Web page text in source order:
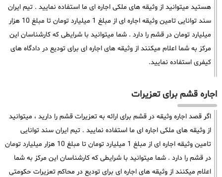
هستید میتوانید از وثیقه های ملکی اجاره ای ما استفاده نمایید . تیم ایران
سند توانایی تامین وثیقه اجاره ای از مبلغ 1 میلیارد تومان تا مبلغ 10 هزار
میلیارد تومان در قشم را دارد . شما میتوانید با شرایطی که کارشناسان این
مرکز به شما اعلام میکنند از وثیقه های اجاره ای برای تودیع در دادگاه های
کیفری استفاده نمایید.
اجاره قشم برای تعزیرات
اگر قصد اجاره وثیقه در قشم برای ارائه به تعزیرات قشم را دارید ، میتوانید
از وثیقه های ملکی اجاره ای ما استفاده نمایید . تیم ایران سند توانایی
تامین وثیقه اجاره ای از مبلغ 1 میلیارد تومان تا مبلغ 10 هزار میلیارد تومان
در قشم را دارد . شما میتوانید با شرایطی که کارشناسان این مرکز به شما
اعلام میکنند از وثیقه های اجاره ای برای تودیع در محاکم تعزیرات حکومتی